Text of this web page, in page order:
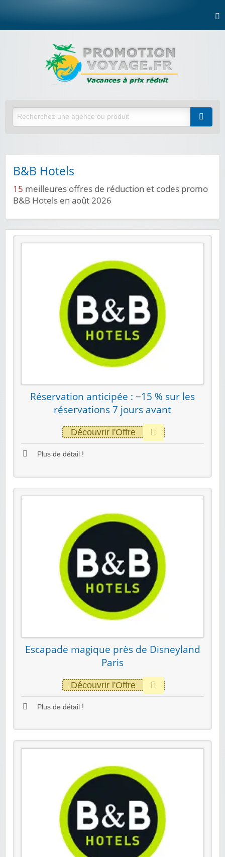
B&B Hotels
15 meilleures offres de réduction et codes promo
B&B Hotels en août 2026
Réservation anticipée : −15 % sur les
réservations 7 jours avant
Découvrir l'Offre
Plus de détail !
Escapade magique près de Disneyland
Paris
Découvrir l'Offre
Plus de détail !